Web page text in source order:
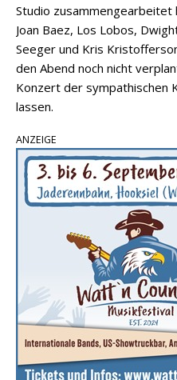
Studio zusammengearbeitet
Joan Baez, Los Lobos,
Seeger und Kris
den Abend noch nicht
Konzert der sympathischen
lassen.
ANZEIGE